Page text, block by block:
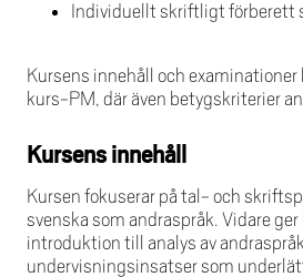
Individuellt skriftligt förberett
Kursens innehåll och
kurs-PM, där även betygskriterier
Kursens innehåll
Kursen fokuserar på tal- och
svenska som andraspråk. Vidare
introduktion till analys av
undervisningsinsatser som